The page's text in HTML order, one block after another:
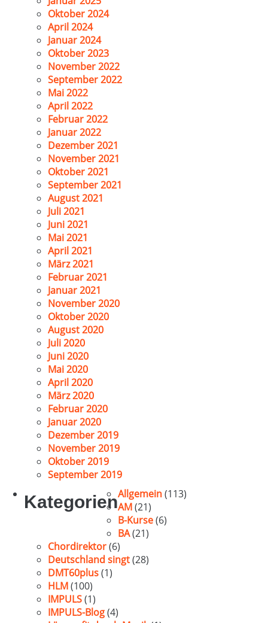
Oktober 2024
April 2024
Januar 2024
Oktober 2023
November 2022
September 2022
Mai 2022
April 2022
Februar 2022
Januar 2022
Dezember 2021
November 2021
Oktober 2021
September 2021
August 2021
Juli 2021
Juni 2021
Mai 2021
April 2021
März 2021
Februar 2021
Januar 2021
November 2020
Oktober 2020
August 2020
Juli 2020
Juni 2020
Mai 2020
April 2020
März 2020
Februar 2020
Januar 2020
Dezember 2019
November 2019
Oktober 2019
September 2019
KategorienAllgemein(113)
AM(21)
B-Kurse(6)
BA(21)
Chordirektor(6)
Deutschland singt(28)
DMT60plus(1)
HLM(100)
IMPULS(1)
IMPULS-Blog(4)